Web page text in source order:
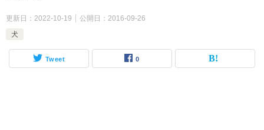
更新日： 2022-10-19 公開日： 2016-09-26
犬
Tweet 0